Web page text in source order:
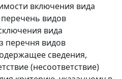
включения вида
видов
вида
перечня видов
сведения,
(несоответствие)